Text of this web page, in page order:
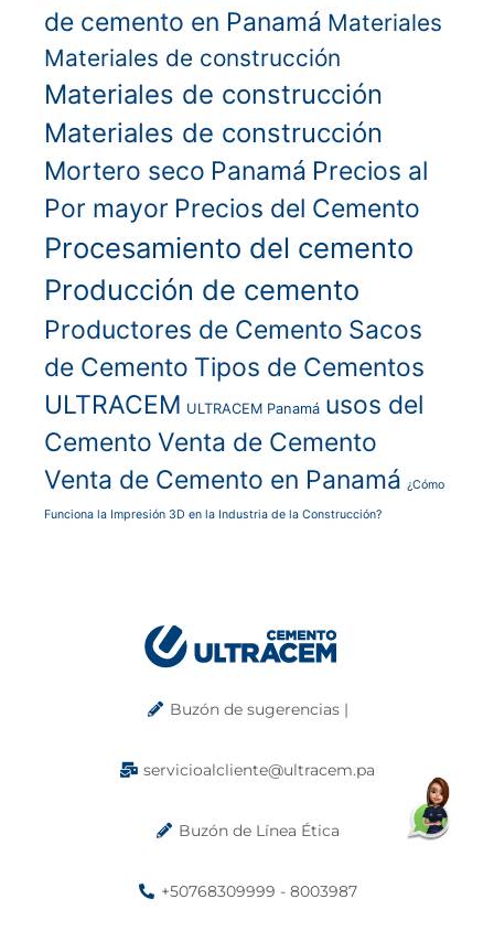
de cemento en Panamá Materiales
Materiales de construcción
Materiales de construcción
Materiales de construcción
Mortero seco Panamá Precios al
Por mayor Precios del Cemento
Procesamiento del cemento
Producción de cemento
Productores de Cemento Sacos
de Cemento Tipos de Cementos
ULTRACEM ULTRACEM Panamá usos del
Cemento Venta de Cemento
Venta de Cemento en Panamá ¿Cómo
Funciona la Impresión 3D en la Industria de la Construcción?
Buzón de sugerencias |
servicioalcliente@ultracem.pa
Buzón de Línea Ética
+50768309999 - 8003987